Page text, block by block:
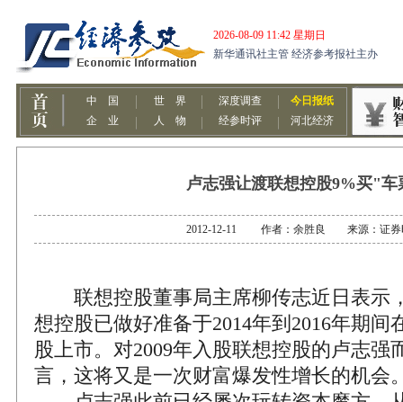
卢志强让渡联想控股9%买"
2012-12-11 作者：余胜良 来源：证券
联想控股董事局主席柳传志近日表示
想控股已做好准备于2014年到2016年期间
股上市。对2009年入股联想控股的卢志强
言，这将又是一次财富爆发性增长的机会